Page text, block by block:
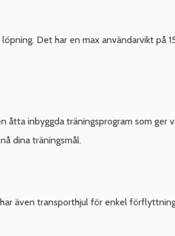
Det har en max användarvikt på
åtta inbyggda träningsprogram som ger
dina träningsmål.
även transporthjul för enkel